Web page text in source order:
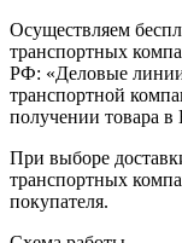
Осуществляем
транспортных
РФ: «Деловые
транспортной
получении товара
При выборе
транспортных
покупателя.